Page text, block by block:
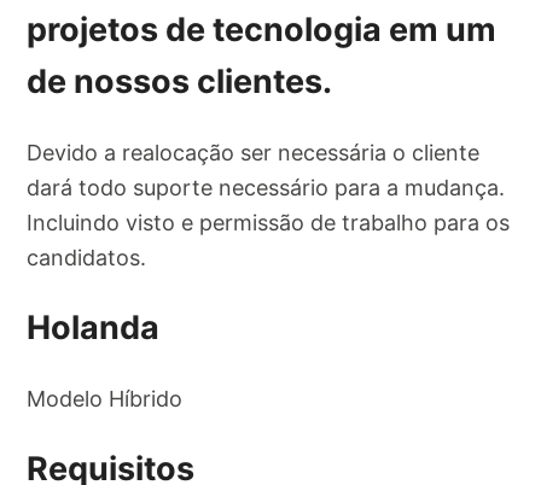
projetos de tecnologia em um
de nossos clientes.
Devido a realocação ser necessária o cliente
dará todo suporte necessário para a mudança.
Incluindo visto e permissão de trabalho para os
candidatos.
Holanda
Modelo Híbrido
Requisitos